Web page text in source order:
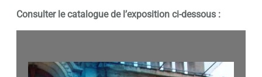
Consulter le catalogue de l’exposition ci-dessous :